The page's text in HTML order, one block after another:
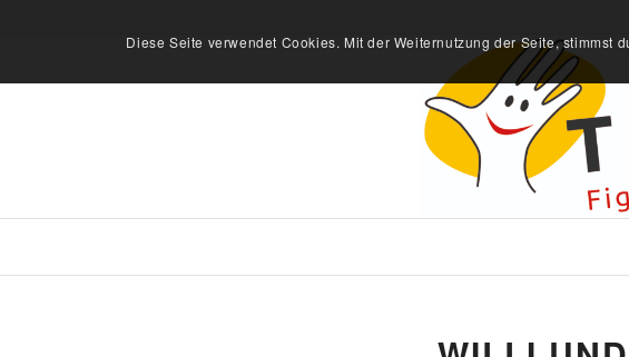
Diese Seite verwendet Cookies. Mit der Weiternutzung der Seite, stimmst